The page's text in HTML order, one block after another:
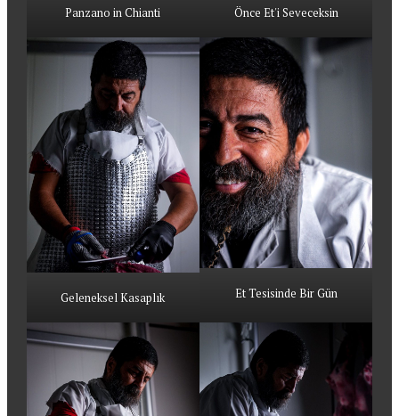
Panzano in Chianti Önce Et'i Seveceksin
Geleneksel Kasaplık Et Tesisinde Bir Gün